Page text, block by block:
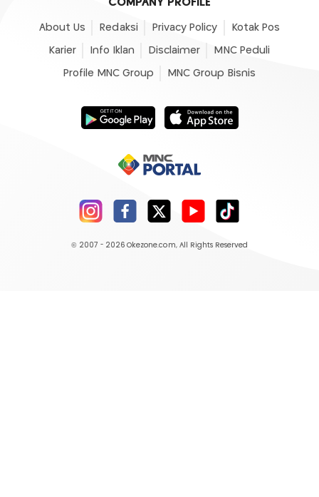
COMPANY PROFILE
About Us Redaksi Privacy Policy Kotak Pos
Karier Info Iklan Disclaimer MNC Peduli
Profile MNC Group MNC Group Bisnis
© 2007 - 2026 Okezone.com, All Rights Reserved